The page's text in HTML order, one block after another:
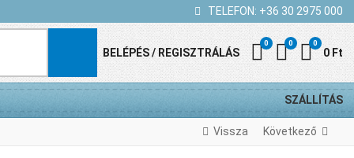
TELEFON: +36 30 2975 000
BELÉPÉS / REGISZTRÁLÁS Kedvenc
0 0 Kosár
0
0 Ft
SZÁLLÍTÁS
Vissza Következő